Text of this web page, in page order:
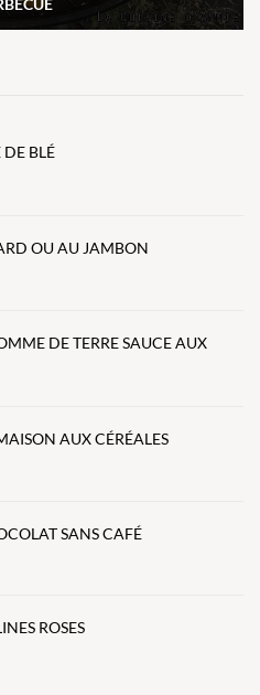
DE BLÉ
OU AU JAMBON
DE TERRE SAUCE AUX
AUX CÉRÉALES
SANS CAFÉ
ROSES